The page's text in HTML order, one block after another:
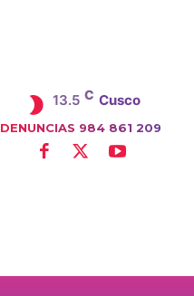
13.5 C Cusco
DENUNCIAS 984 861 209